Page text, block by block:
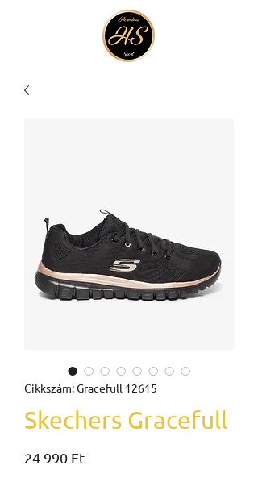
Cikkszám: Gracefull 12615
Skechers Gracefull
24 990 FtÁr